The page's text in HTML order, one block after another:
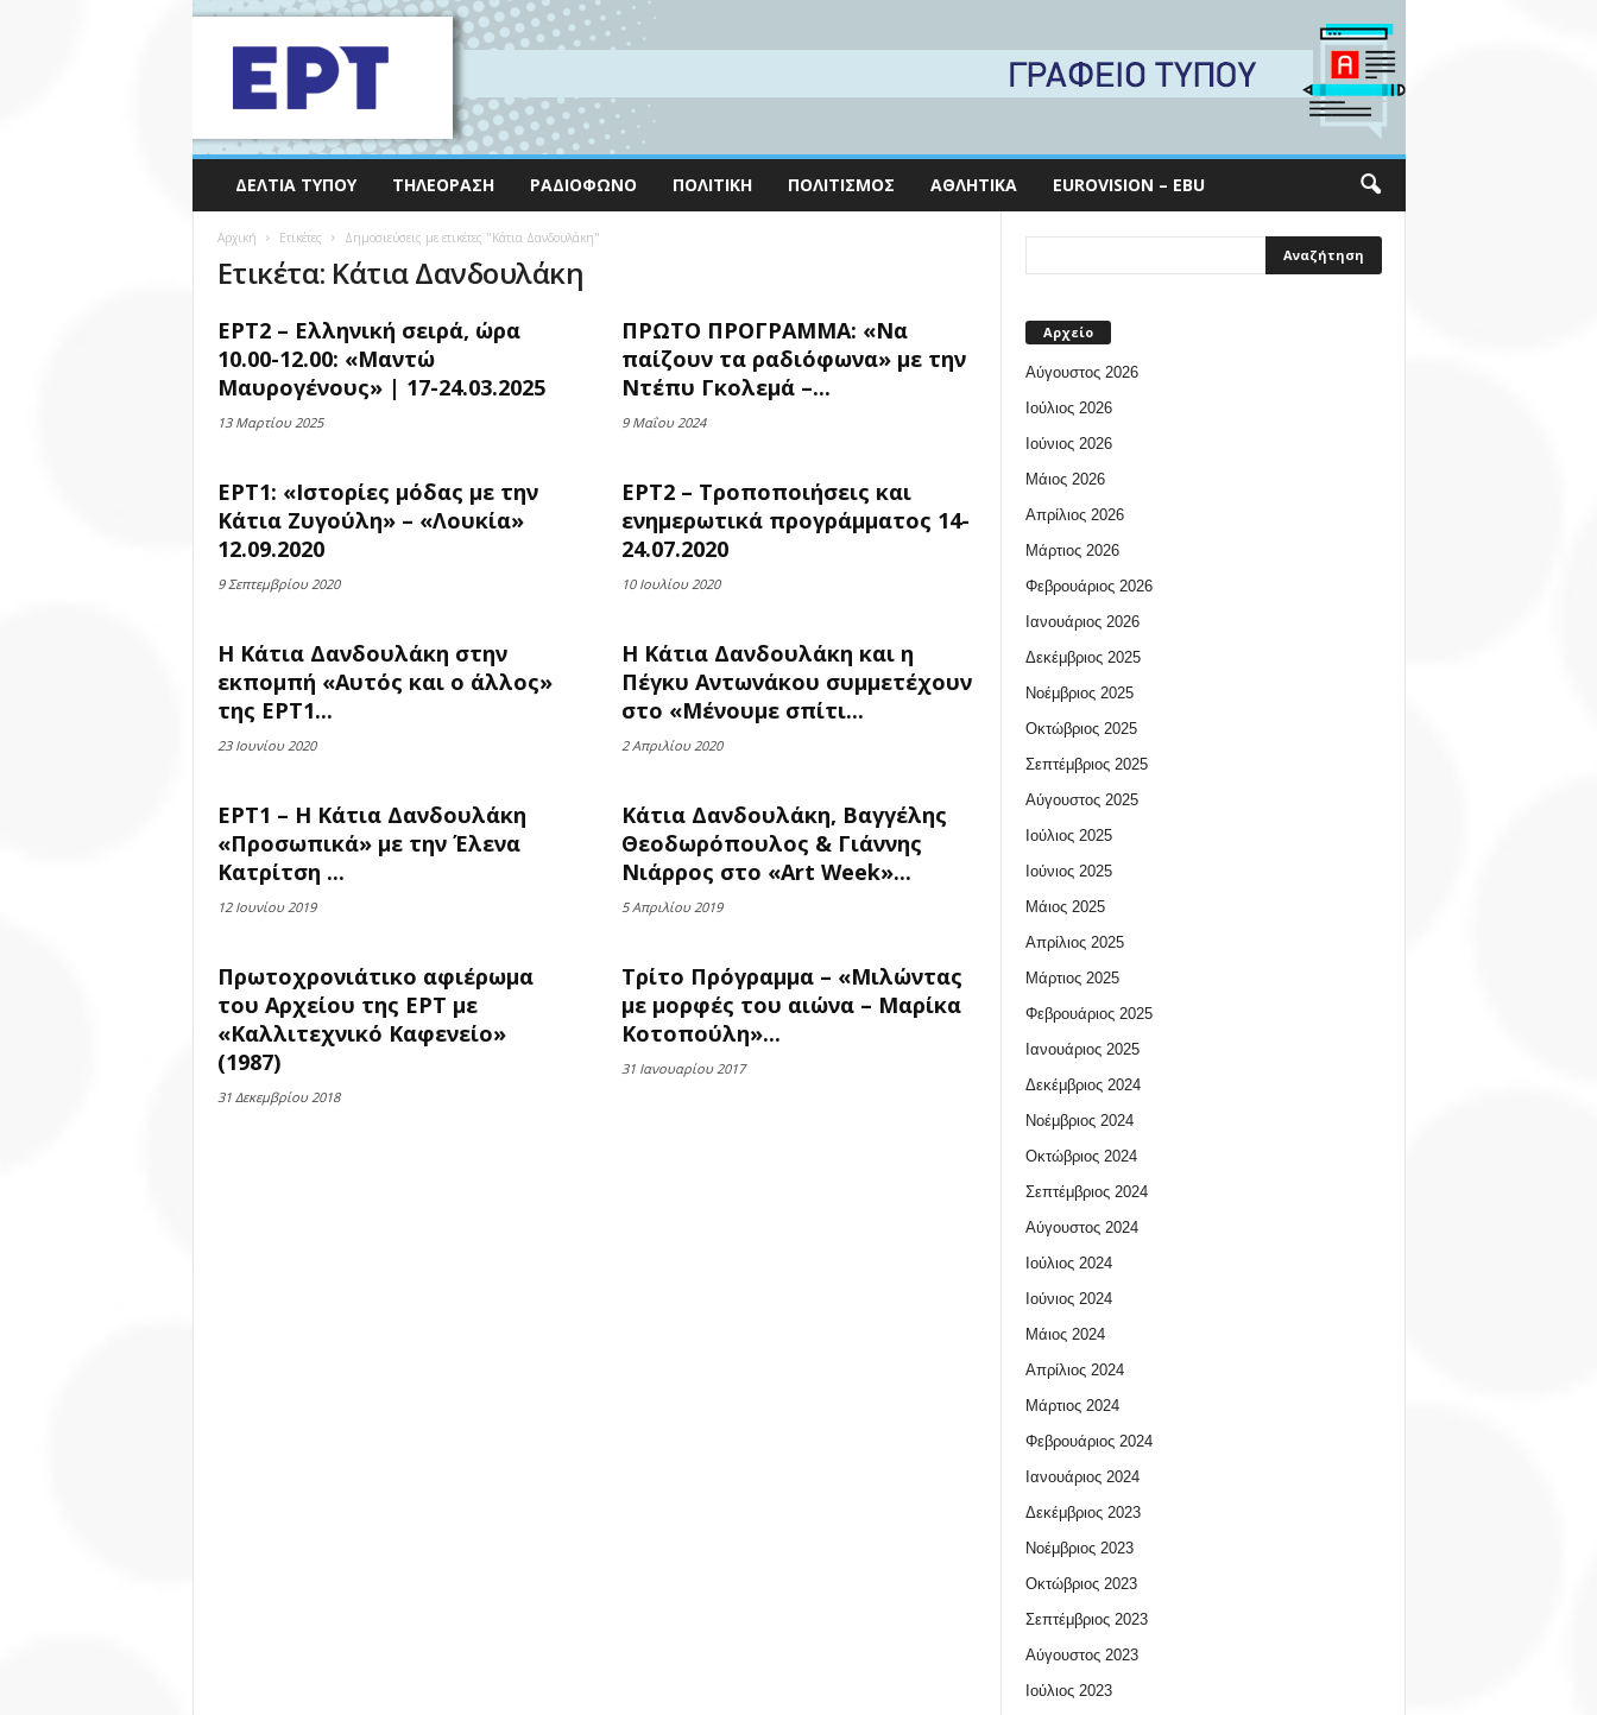
ΔΕΛΤΊΑ ΤΎΠΟΥ ΤΗΛΕΌΡΑΣΗ ΡΑΔΙΌΦΩΝΟ ΠΟΛΙΤΙΚΉ ΠΟΛΙΤΙΣΜΌΣ ΑΘΛΗΤΙΚΆ EUROVISION – EBU
Αρχική Ετικέτες Δημοσιεύσεις με ετικέτες "Κάτια Δανδουλάκη"
Ετικέτα: Κάτια Δανδουλάκη
ΕΡΤ2 – Ελληνική σειρά, ώρα
10.00-12.00: «Μαντώ
Μαυρογένους» | 17-24.03.2025
13 Μαρτίου 2025
ΠΡΩΤΟ ΠΡΟΓΡΑΜΜΑ: «Να
παίζουν τα ραδιόφωνα» με την
Ντέπυ Γκολεμά –...
9 Μαΐου 2024
ΕΡΤ1: «Ιστορίες μόδας με την
Κάτια Ζυγούλη» – «Λουκία»
12.09.2020
9 Σεπτεμβρίου 2020
ΕΡΤ2 – Τροποποιήσεις και
ενημερωτικά προγράμματος 14-
24.07.2020
10 Ιουλίου 2020
Η Κάτια Δανδουλάκη στην
εκπομπή «Αυτός και ο άλλος»
της ΕΡΤ1...
23 Ιουνίου 2020
Η Κάτια Δανδουλάκη και η
Πέγκυ Αντωνάκου συμμετέχουν
στο «Μένουμε σπίτι...
2 Απριλίου 2020
ΕΡΤ1 – Η Κάτια Δανδουλάκη
«Προσωπικά» με την Έλενα
Κατρίτση ...
12 Ιουνίου 2019
Κάτια Δανδουλάκη, Βαγγέλης
Θεοδωρόπουλος & Γιάννης
Νιάρρος στο «Art Week»...
5 Απριλίου 2019
Πρωτοχρονιάτικο αφιέρωμα
του Αρχείου της ΕΡΤ με
«Καλλιτεχνικό Καφενείο»
(1987)
31 Δεκεμβρίου 2018
Τρίτο Πρόγραμμα – «Μιλώντας
με μορφές του αιώνα – Μαρίκα
Κοτοπούλη»...
31 Ιανουαρίου 2017
Αρχείο
Αύγουστος 2026
Ιούλιος 2026
Ιούνιος 2026
Μάιος 2026
Απρίλιος 2026
Μάρτιος 2026
Φεβρουάριος 2026
Ιανουάριος 2026
Δεκέμβριος 2025
Νοέμβριος 2025
Οκτώβριος 2025
Σεπτέμβριος 2025
Αύγουστος 2025
Ιούλιος 2025
Ιούνιος 2025
Μάιος 2025
Απρίλιος 2025
Μάρτιος 2025
Φεβρουάριος 2025
Ιανουάριος 2025
Δεκέμβριος 2024
Νοέμβριος 2024
Οκτώβριος 2024
Σεπτέμβριος 2024
Αύγουστος 2024
Ιούλιος 2024
Ιούνιος 2024
Μάιος 2024
Απρίλιος 2024
Μάρτιος 2024
Φεβρουάριος 2024
Ιανουάριος 2024
Δεκέμβριος 2023
Νοέμβριος 2023
Οκτώβριος 2023
Σεπτέμβριος 2023
Αύγουστος 2023
Ιούλιος 2023